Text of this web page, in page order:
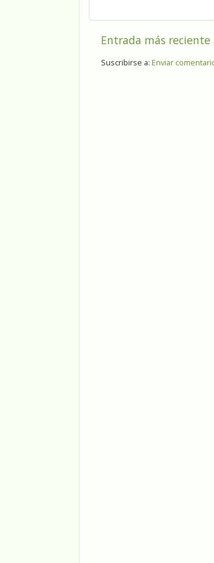
Entrada más reciente
Suscribirse a: Enviar